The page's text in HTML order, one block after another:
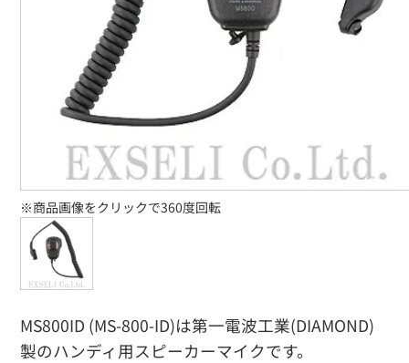
MS800ID (MS-800-ID)は第一電波工業(DIAMOND)
製のハンディ用スピーカーマイクです。
※商品画像をクリックで360度回転